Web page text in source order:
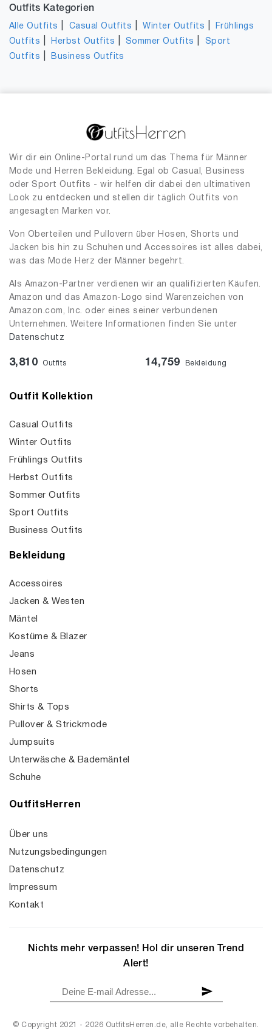
Outfits Kategorien
Alle Outfits Casual Outfits |Winter Outfits
Frühlings
Outfits
Herbst Outfits Sommer Outfits
Sport
Outfits
Business Outfits
Wir dir ein Online-Portal rund um das Thema für Männer
Mode und Herren Bekleidung. Egal ob Casual, Business
oder Sport Outfits - wir helfen dir dabei den ultimativen
Look zu entdecken und stellen dir täglich Outfits von
angesagten Marken vor.
Von Oberteilen und Pullovern über Hosen, Shorts und
Jacken bis hin zu Schuhen und Accessoires ist alles dabei,
was das Mode Herz der Männer begehrt.
Als Amazon-Partner verdienen wir an qualifizierten Käufen.
Amazon und das Amazon-Logo sind Warenzeichen von
Amazon.com, Inc. oder eines seiner verbundenen
Unternehmen. Weitere Informationen finden Sie unter
Datenschutz
3,810 Outfits 14,759 Bekleidung
Outfit Kollektion
Casual Outfits
Winter Outfits
Frühlings Outfits
Herbst Outfits
Sommer Outfits
Sport Outfits
Business Outfits
Bekleidung
Accessoires
Jacken & Westen
Mäntel
Kostüme & Blazer
Jeans
Hosen
Shorts
Shirts & Tops
Pullover & Strickmode
Jumpsuits
Unterwäsche & Bademäntel
Schuhe
OutfitsHerren
Über uns
Nutzungsbedingungen
Datenschutz
Impressum
Kontakt
© Copyright 2021 - 2026 OutfitsHerren.de, alle Rechte vorbehalten.
Nichts mehr verpassen! Hol dir unseren Trend
Alert!